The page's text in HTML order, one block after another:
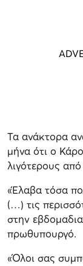
Τα ανάκτορα
μήνα ότι ο
λιγότερους
«Έλαβα τόσα
(…) τις
στην
πρωθυπουργό.
«Όλοι σας